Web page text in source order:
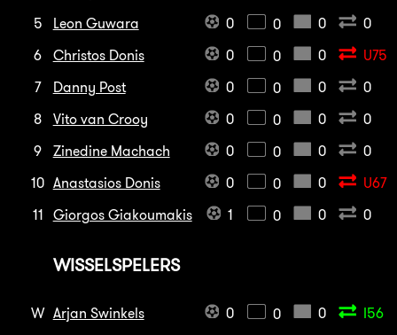
5
Leon Guwara 0 0 0
0
6
Christos Donis 0 0 0
U75
7
Danny Post 0 0 0
0
8
Vito van Crooy 0 0 0
0
9
Zinedine Machach 0 0 0
0
10 Anastasios Donis 0 0 0
U67
11
Giorgos Giakoumakis 1 0 0 0
WISSELSPELERS
W Arjan Swinkels 0 0 0
I56